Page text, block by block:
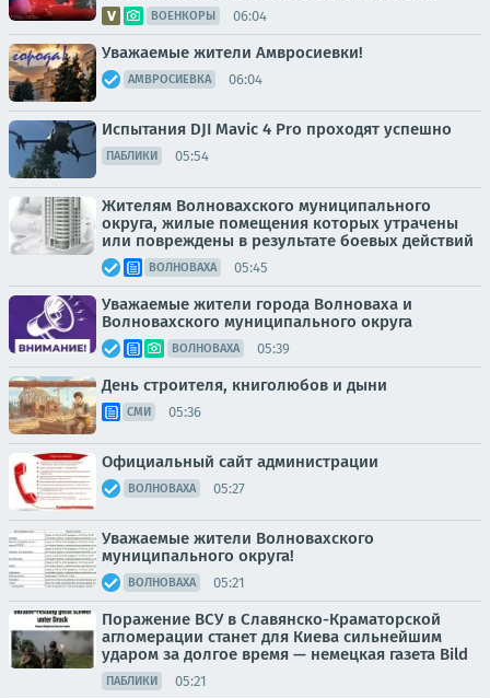
ВОЕНКОРЫ 06:04
Уважаемые жители Амвросиевки!
АМВРОСИЕВКА 06:04
Испытания DJI Mavic 4 Pro проходят успешно
ПАБЛИКИ 05:54
Жителям Волновахского муниципального
округа, жилые помещения которых утрачены
или повреждены в результате боевых действий
ВОЛНОВАХА 05:45
Уважаемые жители города Волноваха и
Волновахского муниципального округа
ВОЛНОВАХА 05:39
День строителя, книголюбов и дыни
СМИ 05:36
Официальный сайт администрации
ВОЛНОВАХА 05:27
Уважаемые жители Волновахского
муниципального округа!
ВОЛНОВАХА 05:21
Поражение ВСУ в Славянско-Краматорской
агломерации станет для Киева сильнейшим
ударом за долгое время — немецкая газета Bild
ПАБЛИКИ 05:21